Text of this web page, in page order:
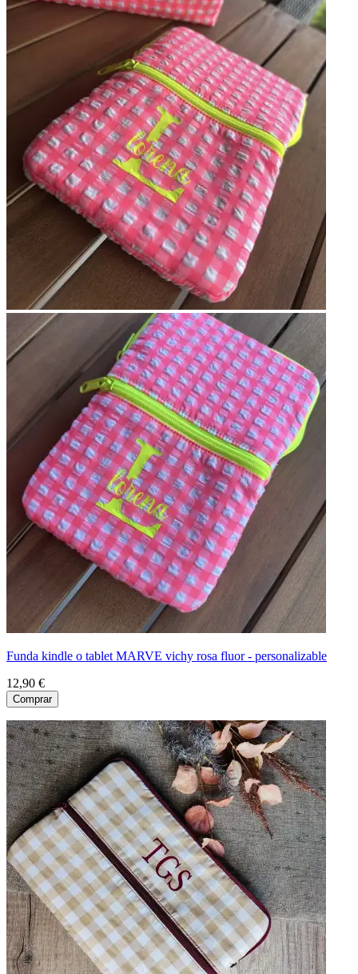
Funda kindle o tablet MARVE vichy rosa fluor - personalizable
12,90 €
Comprar